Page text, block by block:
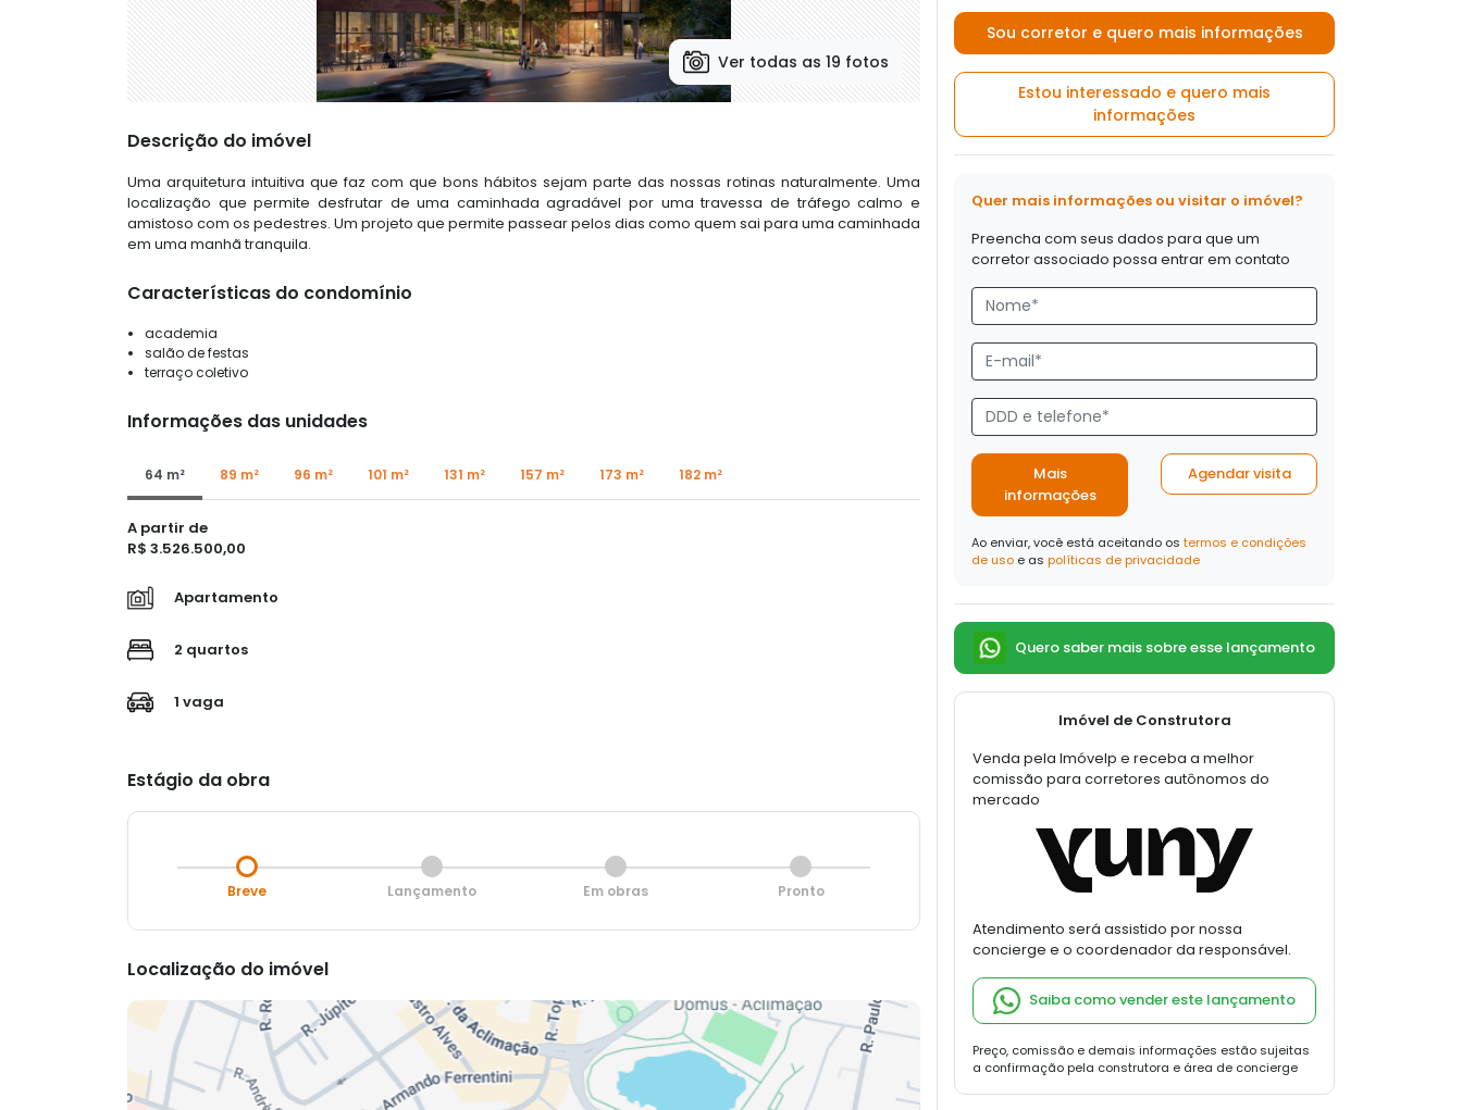
Ver todas as 19 fotos
Descrição do imóvel
Uma arquitetura intuitiva que faz com que bons hábitos sejam parte das nossas rotinas naturalmente. Uma
localização que permite desfrutar de uma caminhada agradável por uma travessa de tráfego calmo e
amistoso com os pedestres. Um projeto que permite passear pelos dias como quem sai para uma caminhada
em uma manhã tranquila.
Características do condomínio
academia
salão de festas
terraço coletivo
Informações das unidades
64 m² 89 m² 96 m² 101 m² 131 m² 157 m² 173 m² 182 m²
A partir de
R$ 3.526.500,00
Apartamento
2 quartos
1 vaga
Estágio da obra
Breve Lançamento Em obras Pronto
Localização do imóvel
Sou corretor e quero mais informações
Estou interessado e quero mais
informações
Quer mais informações ou visitar o imóvel?
Preencha com seus dados para que um
corretor associado possa entrar em contato
Mais
informações
Agendar visita
Ao enviar, você está aceitando os termos e condições
de uso e as políticas de privacidade
Quero saber mais sobre esse lançamento
Imóvel de Construtora
Venda pela Imóvelp e receba a melhor
comissão para corretores autônomos do
mercado
Atendimento será assistido por nossa
concierge e o coordenador da responsável.
Saiba como vender este lançamento
Preço, comissão e demais informações estão sujeitas
a confirmação pela construtora e área de concierge